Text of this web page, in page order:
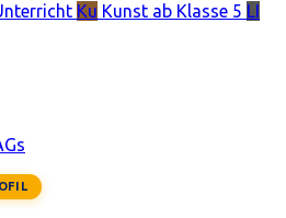
Ku Kunst ab Klasse 5 LI